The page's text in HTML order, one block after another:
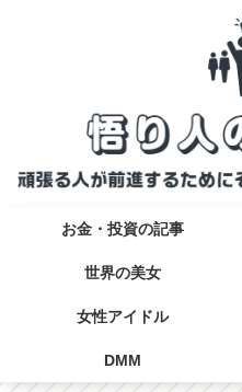
お金・投資の記事
世界の美女
女性アイドル
DMM